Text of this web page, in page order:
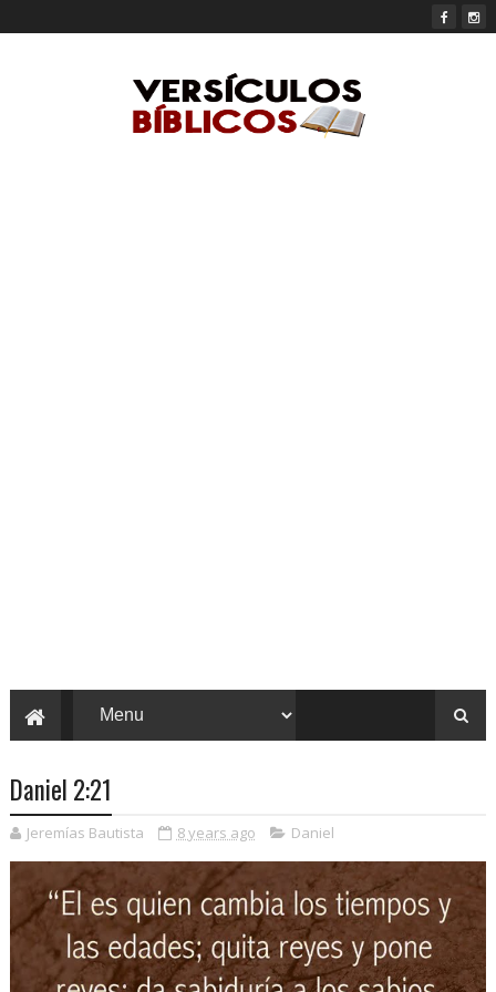
Daniel 2:21
Jeremías Bautista 8 years ago Daniel